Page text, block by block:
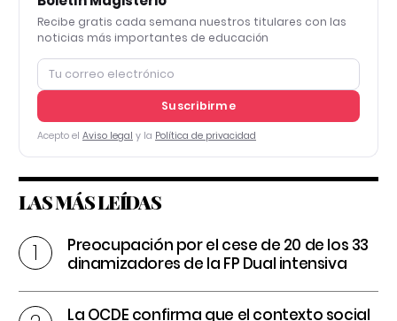
Recibe gratis cada semana nuestros titulares con las
noticias más importantes de educación
Suscribirme
Acepto el Aviso legal y la Política de privacidad
LAS MÁS LEÍDAS
Preocupación por el cese de 20 de los 33
dinamizadores de la FP Dual intensiva
La OCDE confirma que el contexto social